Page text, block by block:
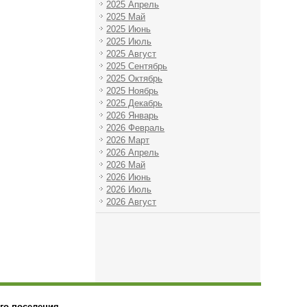
2025 Апрель
2025 Май
2025 Июнь
2025 Июль
2025 Август
2025 Сентябрь
2025 Октябрь
2025 Ноябрь
2025 Декабрь
2026 Январь
2026 Февраль
2026 Март
2026 Апрель
2026 Май
2026 Июнь
2026 Июль
2026 Август